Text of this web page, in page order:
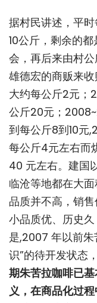
据村民讲述，平
10公斤，剩余的
会，再后来由村
雄德宏的商贩来
大约每公斤2元；
公斤20元；
到每公斤8到10元
每公斤4元左右而
40 元左右。建国
临沧等地都在大
品质并不高，销
小品质优、历史
是,2007 年以前朱
识”的待开发状态
期朱苦拉咖啡已
义，在商品化过